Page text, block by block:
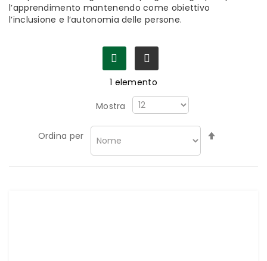
l’apprendimento mantenendo come obiettivo
l’inclusione e l’autonomia delle persone.
1 elemento
Mostra
Ordina per